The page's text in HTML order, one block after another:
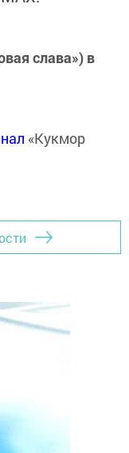
слава») в
«Кукмор